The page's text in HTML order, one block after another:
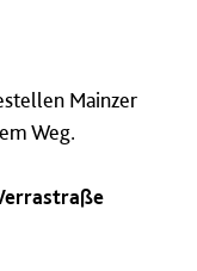
Mainzer
Weg.